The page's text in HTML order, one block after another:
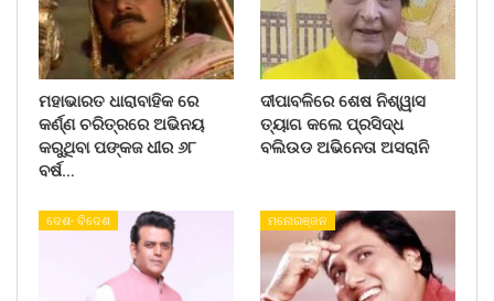
ମହାଭାରତ ଧାରାବାହିକ ରେ
କର୍ଣ୍ଣ ଚରିତ୍ରରେ ଅଭିନୟ
କରୁଥିବା ପଙ୍କଜ ଧୀର ୬୮
ବର୍ଷ…
ଦୀପାବଳିରେ ଶେଷ ନିଶ୍ୱାସ
ତ୍ୟାଗ କଲେ ପ୍ରସିଦ୍ଧ
ବଲିଉଡ ଅଭିନେତା ଅସରାନି
ଦେଶ- ବିଦେଶ ମନୋରଞ୍ଜନ